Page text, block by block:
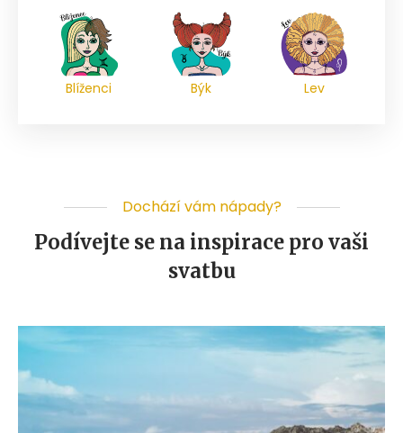
Blíženci Býk Lev
Dochází vám nápady?
Podívejte se na inspirace pro vaši
svatbu